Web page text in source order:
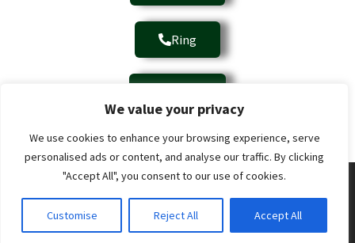
We value your privacy
We use cookies to enhance your browsing experience, serve
personalised ads or content, and analyse our traffic. By clicking
"Accept All", you consent to our use of cookies.
Customise Reject All Accept All
Ring
post@gjeddesdal.dk| Adresse: Gjeddesdalsvej 76,
2670 Greve